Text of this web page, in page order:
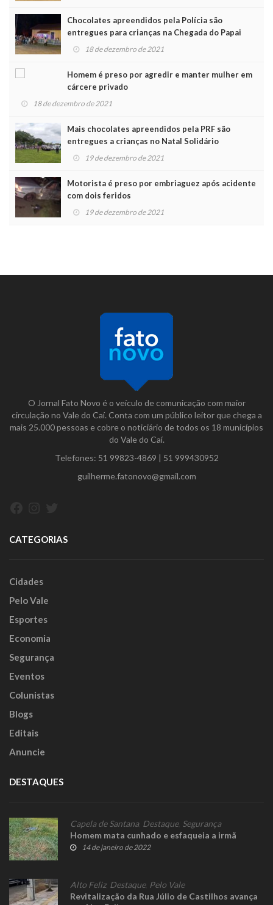
Chocolates apreendidos pela Polícia são
entregues para crianças na Chegada do Papai
Noel 18 de dezembro de 2021
Homem é preso por agredir e manter mulher em
cárcere privado
18 de dezembro de 2021
Mais chocolates apreendidos pela PRF são
entregues a crianças no Natal Solidário
19 de dezembro de 2021
Motorista é preso por embriaguez após acidente
com dois feridos
19 de dezembro de 2021
O Jornal Fato Novo é o veículo de comunicação com maior
circulação no Vale do Caí. Conta com um público leitor que chega a
mais 25.000 pessoas e cobre o noticiário de todos os 18 municípios
do Vale do Caí.
Telefones: 51 99823-4869 | 51 999430952
guilherme.fatonovo@gmail.com
CATEGORIAS
Cidades
Pelo Vale
Esportes
Economia
Segurança
Eventos
Colunistas
Blogs
Editais
Anuncie
DESTAQUES
Capela de Santana, Destaque, Segurança
Homem mata cunhado e esfaqueia a irmã
14 de janeiro de 2022
Alto Feliz, Destaque, Pelo Vale
Revitalização da Rua Júlio de Castilhos avança